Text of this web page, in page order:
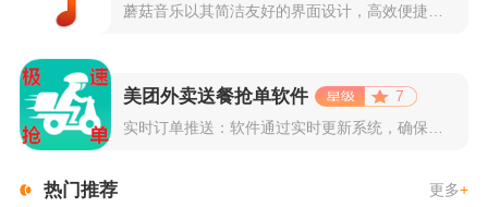
蘑菇音乐以其简洁友好的界面设计，高效便捷的操作体验著称。用户...
美团外卖送餐抢单软件
7
实时订单推送：软件通过实时更新系统，确保所有外卖订单能够即时...
热门推荐 更多+